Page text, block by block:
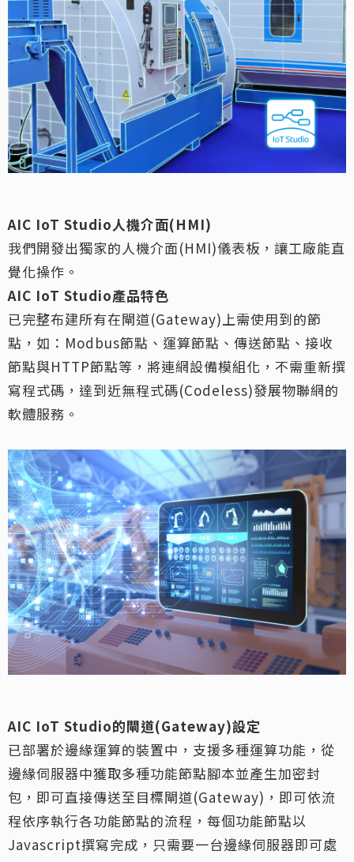
AIC IoT Studio人機介面(HMI)
我們開發出獨家的人機介面(HMI)儀表板，讓工廠能直
覺化操作。
AIC IoT Studio產品特色
已完整布建所有在閘道(Gateway)上需使用到的節
點，如：Modbus節點、運算節點、傳送節點、接收
節點與HTTP節點等，將連網設備模組化，不需重新撰
寫程式碼，達到近無程式碼(Codeless)發展物聯網的
軟體服務。
AIC IoT Studio的閘道(Gateway)設定
已部署於邊緣運算的裝置中，支援多種運算功能，從
邊緣伺服器中獲取多種功能節點腳本並產生加密封
包，即可直接傳送至目標閘道(Gateway)，即可依流
程依序執行各功能節點的流程，每個功能節點以
Javascript撰寫完成，只需要一台邊緣伺服器即可處